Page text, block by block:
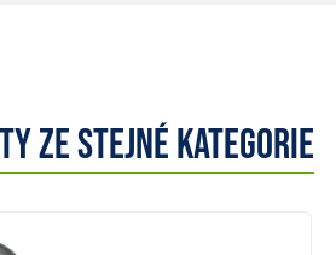
ze stejné kategorie